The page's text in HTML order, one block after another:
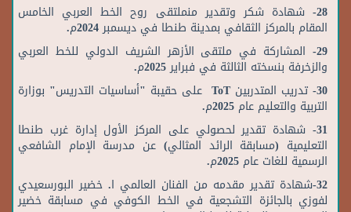
28- شهادة شكر وتقدير منملتقى روح الخط العربي الخامس
المقام بالمركز الثقافي بمدينة طنطا في ديسمبر 2024م.
29- المشاركة في ملتقى الأزهر الشريف الدولي للخط العربي
والزخرفة بنسخته الثالثة في فبراير 2025م.
30- تدريب المتدربين ToT على حقيبة "أساسيات التدريس" بوزارة
التربية والتعليم عام 2025م.
31- شهادة تقدير لحصولي على المركز الأول إدارة غرب طنطا
التعليمية (مسابقة الرائد المثالي) عن مدرسة الإمام الشافعي
الرسمية للغات عام 2025م.
32-شهادة تقدير مقدمه من الفنان العالمي ا. خضير البورسعيدي
لفوزي بالجائزة التشجعية في الخط الكوفي في مسابقة خضير